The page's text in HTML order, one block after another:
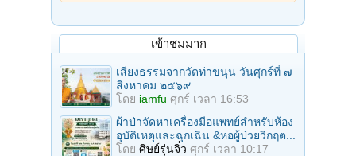
เข้าชมมาก
เสียงธรรมจากวัดท่าขนุน วันศุกร์ที่ ๗
สิงหาคม ๒๕๖๙
โดย iamfu ศุกร์ เวลา 16:53
ผ้าป่าจัดหาเครื่องมือแพทย์สำหรับห้อง
อุบัติเหตุและฉุกเฉิน &หอผู้ป่วยวิกฤต...
โดย ศิษย์รุ่นจิ๋ว ศุกร์ เวลา 10:17